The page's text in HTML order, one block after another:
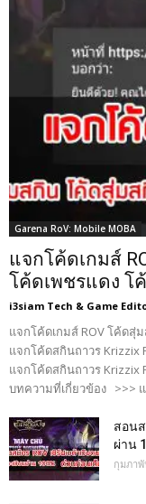
Garena RoV: Mobile MOBA
แจกโค้ดเกมส์
โค้ดเพชรแดง โ
i3siam Tech & Game
แจกโค้ดเกมส์ ROV โค้ดสุ่
แจกโค้ดสกินถาวร Krizzix
แจกโค้ดสกินถาวร Krizzix
บทความที่เกี่ยวข้อง >>> แ
สอน
ผ่าน
กุมภาพั